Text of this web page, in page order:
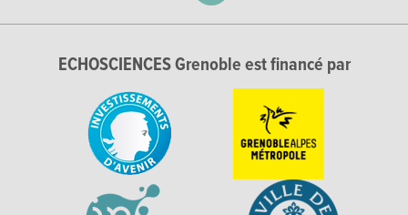
ECHOSCIENCES Grenoble est financé par